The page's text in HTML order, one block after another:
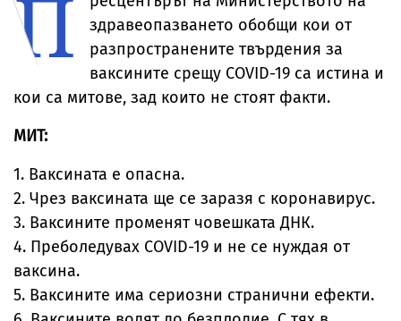
П
здравеопазването обобщи кои от
разпространените твърдения за
ваксините срещу COVID-19 са истина и
кои са митове, зад които не стоят факти.
МИТ:
1. Ваксината е опасна.
2. Чрез ваксината ще се заразя с коронавирус.
3. Ваксините променят човешката ДНК.
4. Преболедувах COVID-19 и не се нуждая от
ваксина.
5. Ваксините има сериозни странични ефекти.